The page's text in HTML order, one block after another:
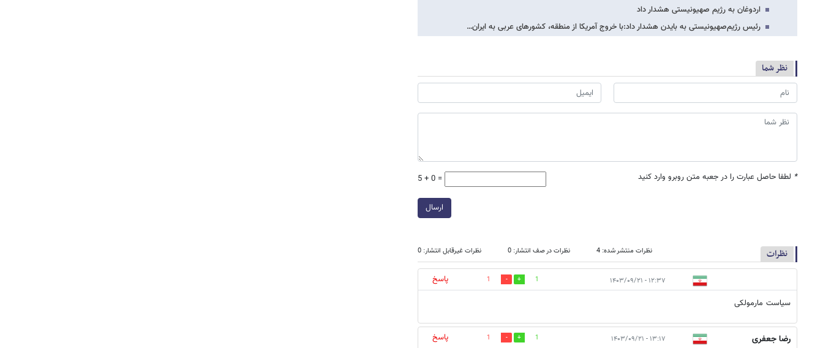
اردوغان به رژیم صهیونیستی هشدار داد
رئیس رژیم‌صهیونیستی به بایدن هشدار داد:با خروج آمریکا از منطقه، کشورهای عربی به ایران…
نظر شما
* لطفا حاصل عبارت را در جعبه متن روبرو وارد کنید 5 + 0 =
ارسال
نظرات نظرات منتشر شده: 4 نظرات در صف انتشار: 0 نظرات غیرقابل انتشار: 0
۱۲:۳۷ - ۱۴۰۳/۰۹/۲۱ 1
1
پاسخ
سیاست مارمولکی
رضا جعفری ۱۳:۱۷ - ۱۴۰۳/۰۹/۲۱ 1
1 پاسخ